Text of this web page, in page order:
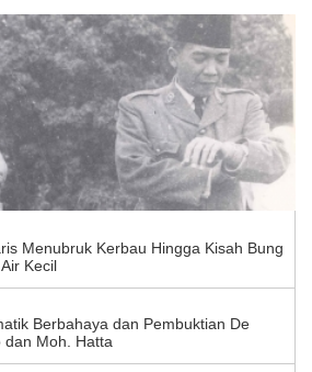
Menubruk Kerbau Hingga Kisah Bung
Kecil
Berbahaya dan Pembuktian De
dan Moh. Hatta